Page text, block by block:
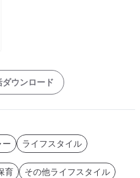
ダウンロード
ー ライフスタイル
育 その他ライフスタイル